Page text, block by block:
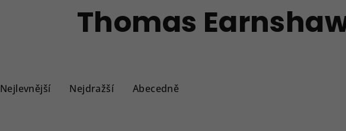
Thomas
Nejlevnější Nejdražší Abecedně